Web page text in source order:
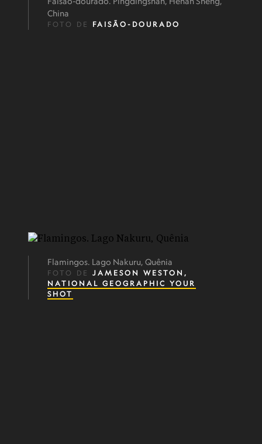
China
FOTO DE FAISÃO-DOURADO
Flamingos. Lago Nakuru, Quênia
FOTO DE JAMESON WESTON,
NATIONAL GEOGRAPHIC YOUR
SHOT